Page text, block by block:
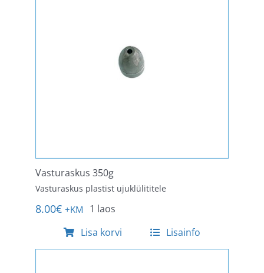
Vasturaskus 350g
Vasturaskus plastist ujuklülititele
8.00€ +KM
1 laos
Lisa korvi
Lisainfo